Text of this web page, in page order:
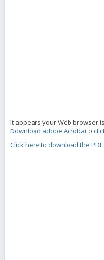
It appears your Web browser
Download adobe Acrobat o
Click here to download the PDF